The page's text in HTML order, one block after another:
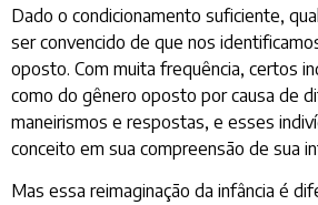
Dado o condicionamento suficiente,
ser convencido de que nos
oposto. Com muita frequência, certos
como do gênero oposto por causa de
maneirismos e respostas, e esses
conceito em sua compreensão de sua
Mas essa reimaginação da infância é